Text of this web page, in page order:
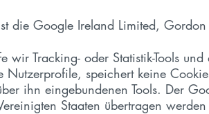
die Google Ireland Limited,
Tracking- oder Statistik-Tools
Nutzerprofile, speichert keine
ihn eingebundenen Tools. Der
Staaten übertragen